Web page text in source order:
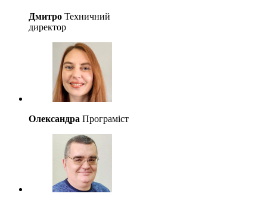
Дмитро Техничний
директор
Олександра Програміст